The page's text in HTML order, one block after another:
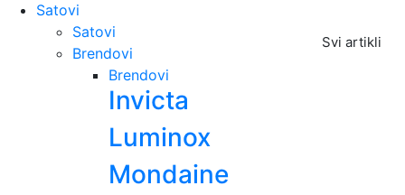
Satovi
Svi artikli
Satovi
Brendovi
Brendovi
Invicta
Luminox
Mondaine